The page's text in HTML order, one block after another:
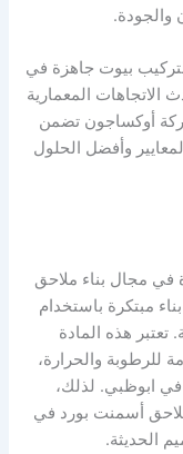
والجودة.
بيوت جاهزة في
الاتجاهات المعمارية
أوكساجون تضمن
وأفضل الحلول
في مجال بناء ملاحق
مبتكرة باستخدام
تعتبر هذه المادة
للرطوبة والحرارة،
في ابوظبي. لذلك،
أسمنت بورد في
الحديثة.